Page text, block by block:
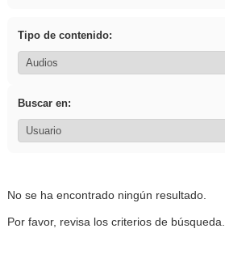
Tipo de contenido:
Buscar en:
No se ha encontrado ningún resultado.
Por favor, revisa los criterios de búsqueda.